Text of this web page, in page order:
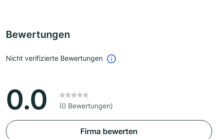
Bewertungen
Nicht verifizierte Bewertungen
0.0 (0 Bewertungen)
Firma bewerten